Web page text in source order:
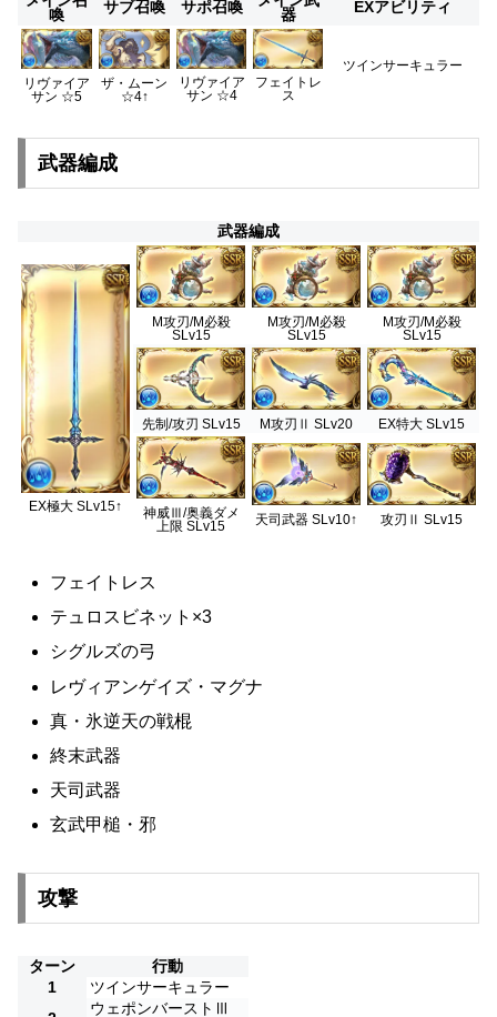
喚
サブ召喚 サポ召喚
器
EXアビリティ
リヴァイア
サン ☆5
ザ・ムーン
☆4↑
リヴァイア
サン ☆4
フェイトレ
ス
ツインサーキュラー
武器編成
武器編成
EX極大 SLv15↑
M攻刃/M必殺
SLv15
M攻刃/M必殺
SLv15
M攻刃/M必殺
SLv15
先制/攻刃 SLv15 M攻刃Ⅱ SLv20 EX特大 SLv15
神威Ⅲ/奥義ダメ
上限 SLv15
天司武器 SLv10↑ 攻刃Ⅱ SLv15
フェイトレス
テュロスビネット×3
シグルズの弓
レヴィアンゲイズ・マグナ
真・氷逆天の戦棍
終末武器
天司武器
玄武甲槌・邪
攻撃
ターン
行動
1
ツインサーキュラー
ウェポンバーストⅢ